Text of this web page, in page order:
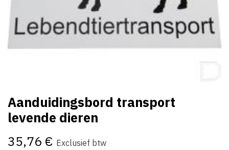
Aanduidingsbord transport
levende dieren
35,76 € Exclusief btw